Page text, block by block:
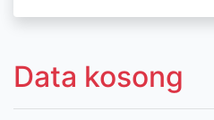
Data kosong